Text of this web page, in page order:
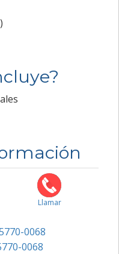
Llamar
0068
0068